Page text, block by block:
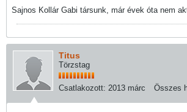
Sajnos Kollár Gabi társunk, már évek óta nem
Titus
Törzstag
Csatlakozott: 2013 márc Összes